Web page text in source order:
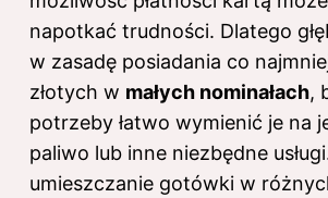
napotkać trudności. Dlatego
w zasadę posiadania co
złotych w małych nominałach,
potrzeby łatwo wymienić je na
paliwo lub inne niezbędne
umieszczanie gotówki w